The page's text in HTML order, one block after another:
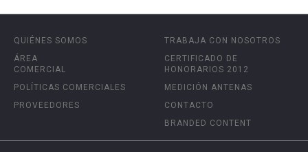
QUIÉNES SOMOS
ÁREA
COMERCIAL
POLÍTICAS COMERCIALES
PROVEEDORES
TRABAJA CON NOSOTROS
CERTIFICADO DE
HONORARIOS 2012
MEDICIÓN ANTENAS
CONTACTO
BRANDED CONTENT